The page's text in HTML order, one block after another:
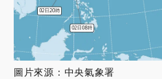
圖片來源：中央氣象署